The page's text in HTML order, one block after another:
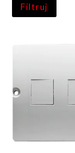
Filtruj